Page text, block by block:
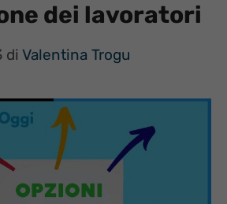
dei lavoratori
di Valentina Trogu